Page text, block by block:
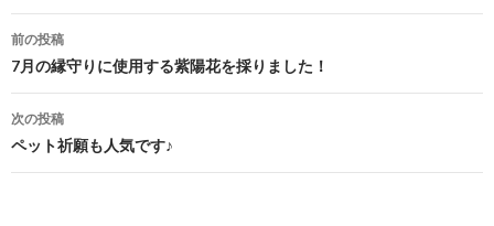
投
稿
ナ
ビ
ゲ
前の投稿
7月の縁守りに使用する紫陽花を採りました！
次の投稿
ペット祈願も人気です♪